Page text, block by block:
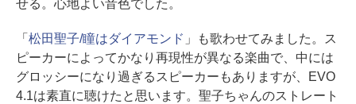
せる。心地よい音色でした。
「 松田聖子/瞳はダイアモンド 」も歌わせてみました。ス
ピーカーによってかなり再現性が異なる楽曲で、中には
グロッシーになり過ぎるスピーカーもありますが、EVO
4.1は素直に聴けたと思います。聖子ちゃんのストレート